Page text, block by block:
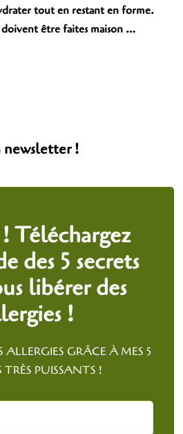
tout en restant en forme.
doivent être faites maison …
newsletter !
Téléchargez
des 5 secrets
libérer des
!
ALLERGIES GRÂCE À MES 5
TRÈS PUISSANTS !